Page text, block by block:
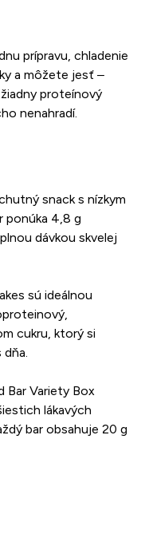
prípravu, chladenie
a môžete jesť –
proteínový
nenahradí.
snack s nízkym
ponúka 4,8 g
dávkou skvelej
sú ideálnou
cukru, ktorý si
Bar Variety Box
lákavých
bar obsahuje 20 g